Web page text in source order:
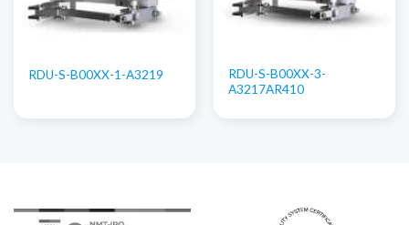
RDU-S-B00XX-1-A3219
RDU-S-B00XX-3-
A3217AR410